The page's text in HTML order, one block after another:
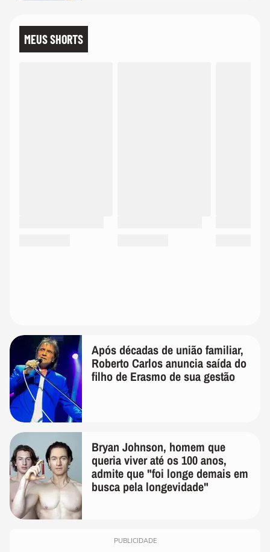
MEUS SHORTS
Após décadas de união familiar,
Roberto Carlos anuncia saída do
filho de Erasmo de sua gestão
Bryan Johnson, homem que
queria viver até os 100 anos,
admite que "foi longe demais em
busca pela longevidade"
PUBLICIDADE